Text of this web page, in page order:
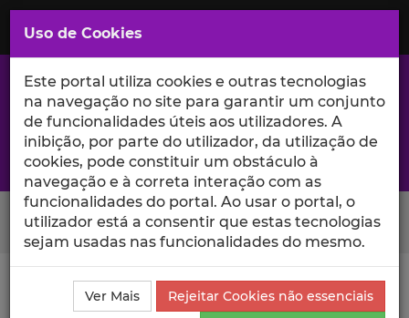
Saltar
para
Conteúdo
Principal
A excelência da investigação e ciência no Iscte
Search Button
Ciência_Iscte Comunicações
Descrição Detalhada
da Comunicação
Uso de Cookies
Este portal utiliza cookies e outras tecnologias
na navegação no site para garantir um conjunto
de funcionalidades úteis aos utilizadores. A
inibição, por parte do utilizador, da utilização de
cookies, pode constituir um obstáculo à
navegação e à correta interação com as
funcionalidades do portal. Ao usar o portal, o
utilizador está a consentir que estas tecnologias
sejam usadas nas funcionalidades do mesmo.
Ver Mais
Rejeitar Cookies não essenciais